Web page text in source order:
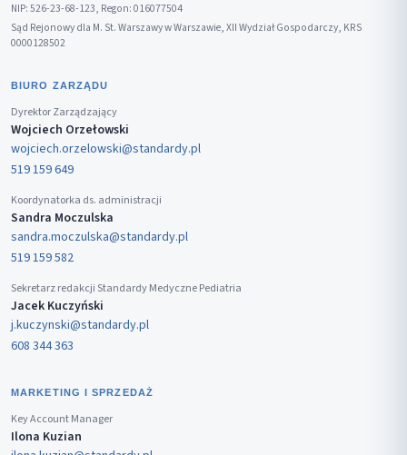
NIP: 526-23-68-123, Regon: 016077504
Sąd Rejonowy dla M. St. Warszawy w Warszawie, XII Wydział Gospodarczy, KRS
0000128502
BIURO ZARZĄDU
Dyrektor Zarządzający
Wojciech Orzełowski
wojciech.orzelowski@standardy.pl
519 159 649
Koordynatorka ds. administracji
Sandra Moczulska
sandra.moczulska@standardy.pl
519 159 582
Sekretarz redakcji Standardy Medyczne Pediatria
Jacek Kuczyński
j.kuczynski@standardy.pl
608 344 363
MARKETING I SPRZEDAŻ
Key Account Manager
Ilona Kuzian